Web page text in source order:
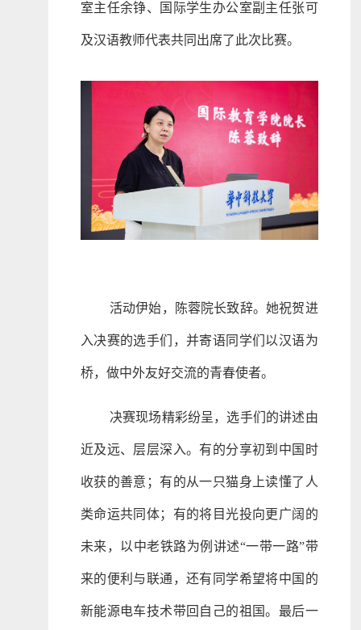
室主任余铮、国际学生办公室副主任张可
及汉语教师代表共同出席了此次比赛。
活动伊始，陈蓉院长致辞。她祝贺进
入决赛的选手们，并寄语同学们以汉语为
桥，做中外友好交流的青春使者。
决赛现场精彩纷呈，选手们的讲述由
近及远、层层深入。有的分享初到中国时
收获的善意；有的从一只猫身上读懂了人
类命运共同体；有的将目光投向更广阔的
未来，以中老铁路为例讲述“一带一路”带
来的便利与联通，还有同学希望将中国的
新能源电车技术带回自己的祖国。最后一